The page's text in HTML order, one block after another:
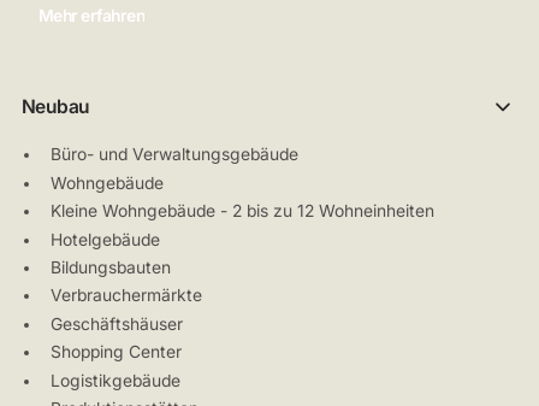
Mehr erfahren
Neubau
Büro- und Verwaltungsgebäude
Wohngebäude
Kleine Wohngebäude - 2 bis zu 12 Wohneinheiten
Hotelgebäude
Bildungsbauten
Verbrauchermärkte
Geschäftshäuser
Shopping Center
Logistikgebäude